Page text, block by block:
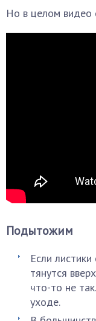
Но в целом видео
Подытожим
Если
тянутся
что-то не
уходе.